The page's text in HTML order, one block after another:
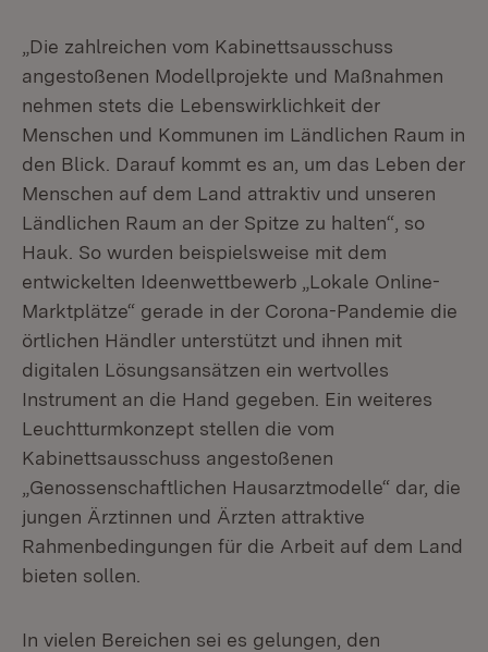
„Die zahlreichen vom Kabinettsausschuss
angestoßenen Modellprojekte und Maßnahmen
nehmen stets die Lebenswirklichkeit der
Menschen und Kommunen im Ländlichen Raum in
den Blick. Darauf kommt es an, um das Leben der
Menschen auf dem Land attraktiv und unseren
Ländlichen Raum an der Spitze zu halten“, so
Hauk. So wurden beispielsweise mit dem
entwickelten Ideenwettbewerb „Lokale Online-
Marktplätze“ gerade in der Corona-Pandemie die
örtlichen Händler unterstützt und ihnen mit
digitalen Lösungsansätzen ein wertvolles
Instrument an die Hand gegeben. Ein weiteres
Leuchtturmkonzept stellen die vom
Kabinettsausschuss angestoßenen
„Genossenschaftlichen Hausarztmodelle“ dar, die
jungen Ärztinnen und Ärzten attraktive
Rahmenbedingungen für die Arbeit auf dem Land
bieten sollen.
In vielen Bereichen sei es gelungen, den